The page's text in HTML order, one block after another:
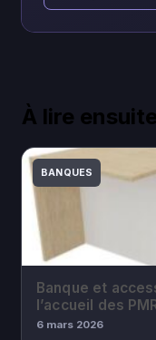
À lire ensuite
BANQUES
Banque et
l’accueil des
6 mars 2026